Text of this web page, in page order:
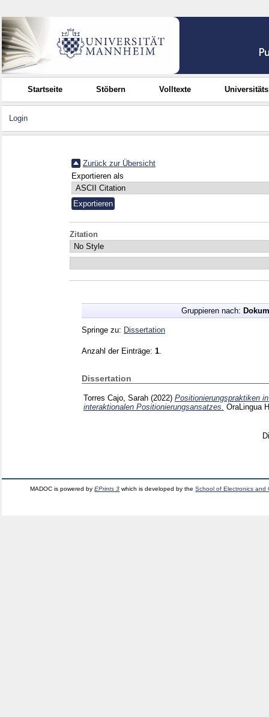
Startseite Stöbern Volltexte
Login
Zurück zur Übersicht
Exportieren als
Zitation
Gruppieren nach:
Springe zu: Dissertation
Anzahl der Einträge: 1
Dissertation
Torres Cajo, Sarah (2022) Positionierungspraktiken
interaktionalen Positionierungsansatzes. OraLingua
MADOC is powered byEPrints 3 which is developed by theSchool of Electronics and